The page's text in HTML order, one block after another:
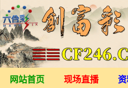
网站首页 现场直播